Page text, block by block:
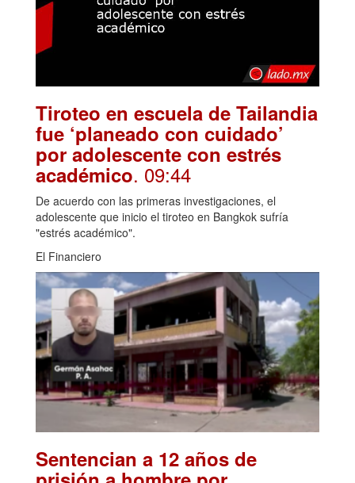
Tiroteo en escuela de Tailandia
fue ‘planeado con cuidado’
por adolescente con estrés
académico. 09:44
De acuerdo con las primeras investigaciones, el
adolescente que inicio el tiroteo en Bangkok sufría
"estrés académico".
El Financiero
Sentencian a 12 años de